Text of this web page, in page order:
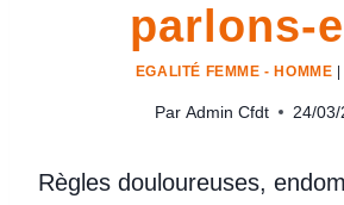
parlons-
EGALITÉ FEMME - HOMME
Par Admin Cfdt 24/03/
Règles douloureuses,